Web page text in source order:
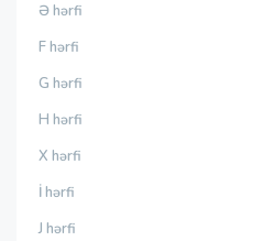
Ə hərfi
F hərfi
G hərfi
H hərfi
X hərfi
İ hərfi
J hərfi